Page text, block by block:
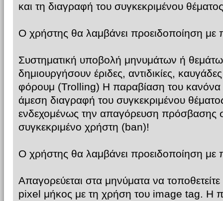
και τη διαγραφή του συγκεκριμένου
Ο χρήστης θα λαμβάνει προειδοποίηση
Συστηματική υποβολή μηνυμάτων ή
δημιουργήσουν έριδες, αντιδικίες,
φόρουμ (Trolling) Η παραβίαση του κανόνα
άμεση διαγραφή του συγκεκριμένου
ενδεχομένως την απαγόρευση πρόσβασης
συγκεκριμένο χρήστη (ban)!
Ο χρήστης θα λαμβάνει προειδοποίηση
Απαγορεύεται στα μηνύματα να
pixel μήκος με τη χρήση του image tag. Η